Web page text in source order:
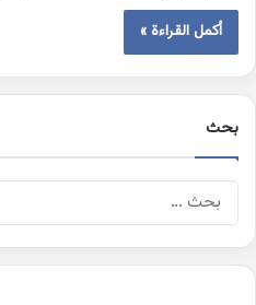
أكمل القراءة »
بحث